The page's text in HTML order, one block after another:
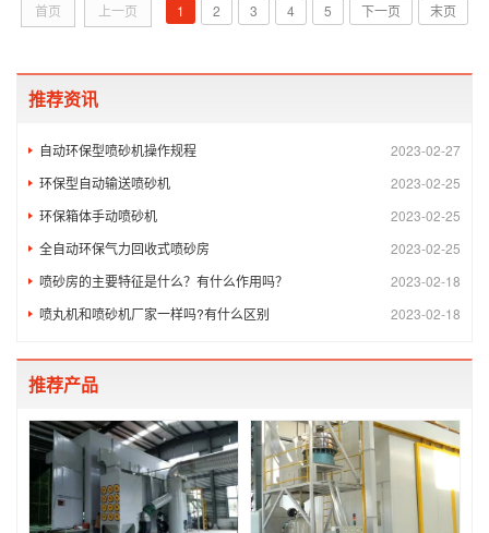
首页 上一页 1 2 3 4 5 下一页 末页
推荐资讯
2023-02-27
自动环保型喷砂机操作规程
2023-02-25
环保型自动输送喷砂机
2023-02-25
环保箱体手动喷砂机
2023-02-25
全自动环保气力回收式喷砂房
2023-02-18
喷砂房的主要特征是什么？有什么作用吗？
2023-02-18
喷丸机和喷砂机厂家一样吗?有什么区别
推荐产品